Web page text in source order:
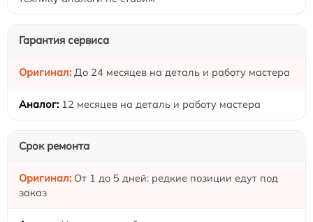
Гарантия сервиса
До 24 месяцев на деталь и работу мастера
12 месяцев на деталь и работу мастера
Срок ремонта
От 1 до 5 дней: редкие позиции едут под
заказ